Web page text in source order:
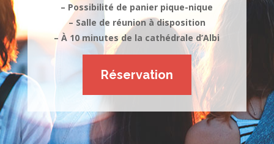
– Possibilité de panier pique-nique
– Salle de réunion à disposition
– À 10 minutes de la cathédrale d’Albi
Réservation